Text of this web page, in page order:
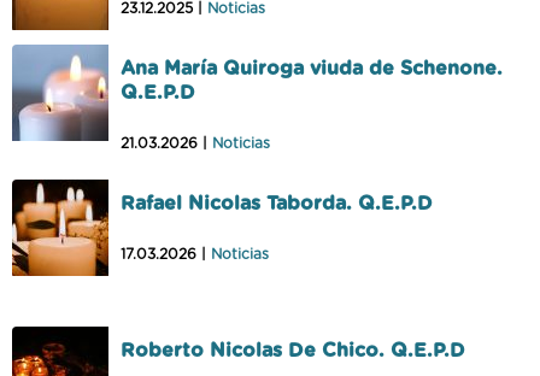
23.12.2025 | Noticias
Ana María Quiroga viuda de Schenone.
Q.E.P.D
21.03.2026 | Noticias
Rafael Nicolas Taborda. Q.E.P.D
17.03.2026 | Noticias
Roberto Nicolas De Chico. Q.E.P.D